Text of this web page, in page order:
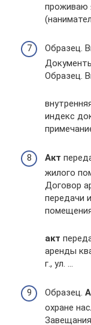
проживаю
Образец.
Образец.
индекс
Акт
жилого
Договор
передачи
акт
аренды
г., ул. …
Образец.
охране